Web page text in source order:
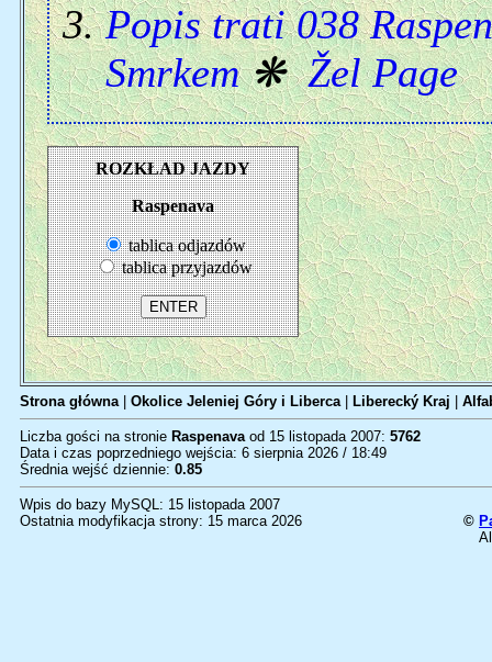
Popis trati 038
Smrkem❋Žel Page
ROZKŁAD JAZDY
Raspenava
tablica odjazdów
tablica przyjazdów
Strona główna| Okolice Jeleniej Góry i Liberca| Liberecký Kraj
Liczba gości na stronie Raspenavaod 15 listopada 2007: 5762
Data i czas poprzedniego wejścia: 6 sierpnia 2026 / 18:49
Średnia wejść dziennie: 0.85
Wpis do bazy MySQL: 15 listopada 2007
Ostatnia modyfikacja strony: 15 marca 2026
©